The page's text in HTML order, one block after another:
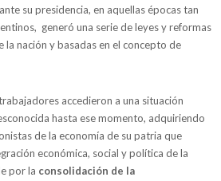
su presidencia, en aquellas épocas tan
generó una serie de leyes y reformas
la nación y basadas en el concepto de
accedieron a una situación
hasta ese momento, adquiriendo
de la economía de su patria que
económica, social y política de la
por la consolidación de la